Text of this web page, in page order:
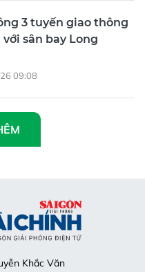
3 tuyến giao thông
sân bay Long
09:08
Khắc Văn